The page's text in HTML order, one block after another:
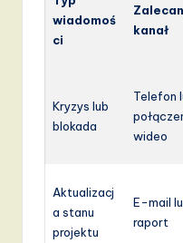
wiadomoś
ci
kanał
Kryzys lub
blokada
Telefon
wideo
Aktualizacj
a stanu
projektu
E-mail
raport